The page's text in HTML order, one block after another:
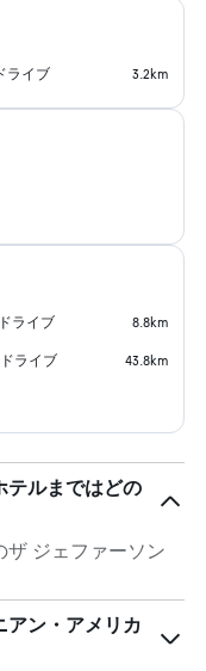
ライブ 3.2km
ライブ 8.8km
ライブ 43.8km
テルまではどの
ザ ジェファーソン
アン・アメリカ